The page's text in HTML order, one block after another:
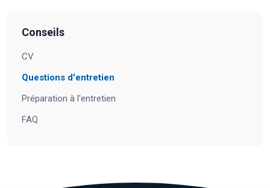
Conseils
CV
Questions d'entretien
Préparation à l'entretien
FAQ